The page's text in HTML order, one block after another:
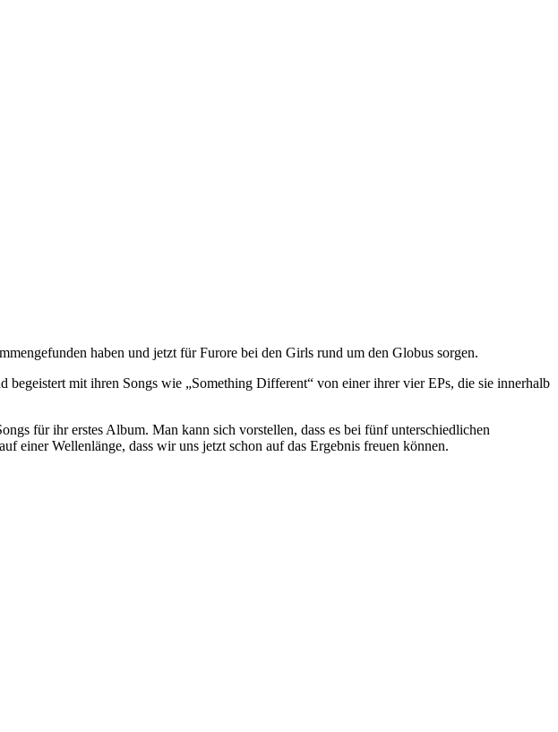
haben und jetzt für Furore bei den Girls rund um den Globus sorgen.
mit ihren Songs wie „Something Different“ von einer ihrer vier EPs, die sie innerhalb
für ihr erstes Album. Man kann sich vorstellen, dass es bei fünf unterschiedlichen
einer Wellenlänge, dass wir uns jetzt schon auf das Ergebnis freuen können.